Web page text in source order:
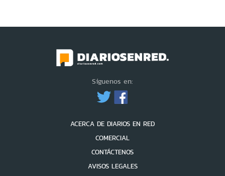
Síguenos en:
ACERCA DE DIARIOS EN RED
COMERCIAL
CONTÁCTENOS
AVISOS LEGALES